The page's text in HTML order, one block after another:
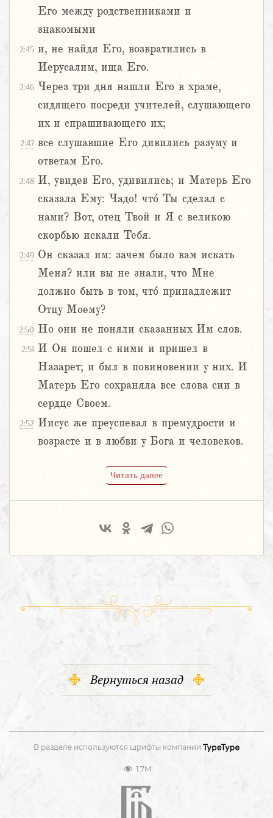
Его между родственниками и
знакомыми
2:45 и, не найдя Его, возвратились в
Иерусалим, ища Его.
2:46 Через три дня нашли Его в храме,
сидящего посреди учителей, слушающего
их и спрашивающего их;
2:47 все слушавшие Его дивились разуму и
ответам Его.
2:48 И, увидев Его, удивились; и Матерь Его
сказала Ему: Чадо! что́ Ты сделал с
нами? Вот, отец Твой и Я с великою
скорбью искали Тебя.
2:49 Он сказал им: зачем было вам искать
Меня? или вы не знали, что Мне
должно быть в том, что́ принадлежит
Отцу Моему?
2:50 Но они не поняли сказанных Им слов.
2:51 И Он пошел с ними и пришел в
Назарет; и был в повиновении у них. И
Матерь Его сохраняла все слова сии в
сердце Своем.
2:52 Иисус же преуспевал в премудрости и
возрасте и в любви у Бога и человеков.
Читать далее
Вернуться назад
В разделе используются шрифты компании
1.7M